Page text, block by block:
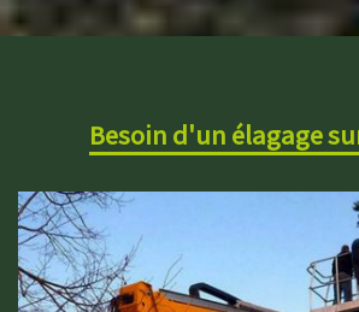
Besoin d'un élagage